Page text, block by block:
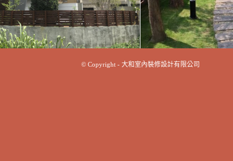
© Copyright - 大和室內裝修設計有限公司